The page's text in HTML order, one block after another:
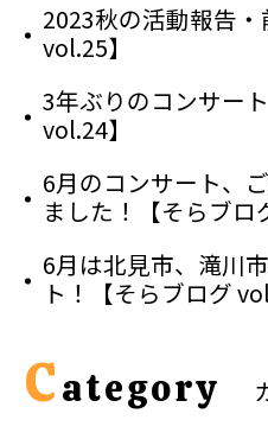
2023秋の活動報告
vol.25】
3年ぶりのコンサー
vol.24】
6月のコンサート、
ました！【そらブロ
6月は北見市、滝川
ト！【そらブログ
Category